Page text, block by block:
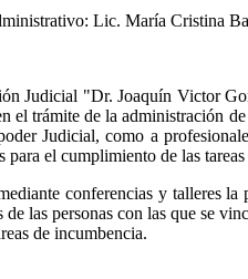
Lic. María Cristina
Judicial "Dr. Joaquín Victor
el trámite de la administración
Judicial, como a
para el cumplimiento de las
conferencias y talleres
de las personas con las que se
de incumbencia.